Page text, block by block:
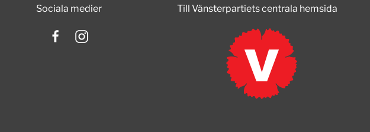
Sociala medier Till Vänsterpartiets centrala hemsida